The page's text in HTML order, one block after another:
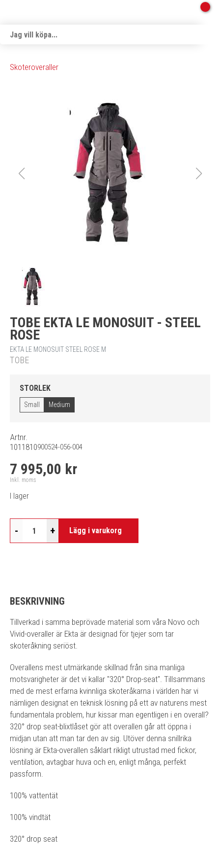
Skoteroveraller
TOBE EKTA LE MONOSUIT - STEEL
ROSE
EKTA LE MONOSUIT STEEL ROSE M
TOBE
STORLEK
Small Medium
Artnr.
1011810900524-056-004
7 995,00 kr
Inkl. moms
I lager
- + Lägg i varukorg
BESKRIVNING
Tillverkad i samma beprövade material som våra Novo och
Vivid-overaller är Ekta är designad för tjejer som tar
skoteråkning seriöst.
Overallens mest utmärkande skillnad från sina manliga
motsvarigheter är det vi kallar "320° Drop-seat". Tillsammans
med de mest erfarna kvinnliga skoteråkarna i världen har vi
nämligen designat en teknisk lösning på ett av naturens mest
fundamentala problem, hur kissar man egentligen i en overall?
320° drop seat-blixtlåset gör att overallen går att öppna i
midjan utan att man tar den av sig. Utöver denna snillrika
lösning är Ekta-overallen såklart rikligt utrustad med fickor,
ventilation, avtagbar huva och en, enligt många, perfekt
passform.
100% vattentät
100% vindtät
320° drop seat